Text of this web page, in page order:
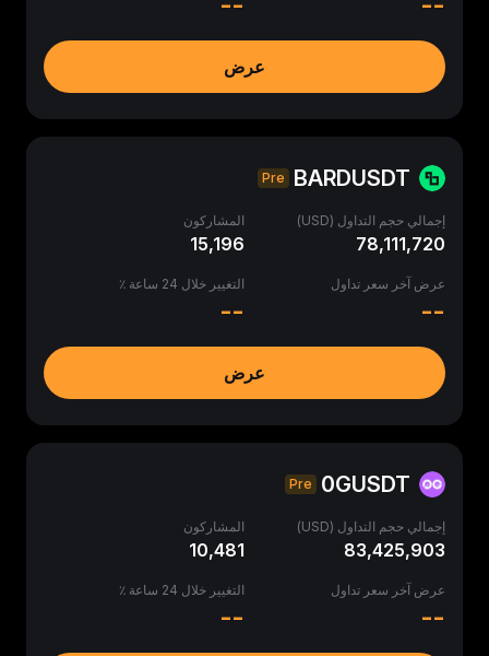
عرض
BARDUSDT
Pre
إجمالي حجم التداول (USD)
78,111,720
المشاركون
15,196
عرض آخر سعر تداول
--
التغيير خلال 24 ساعة ٪
--
عرض
0GUSDT
Pre
إجمالي حجم التداول (USD)
83,425,903
المشاركون
10,481
عرض آخر سعر تداول
--
التغيير خلال 24 ساعة ٪
--